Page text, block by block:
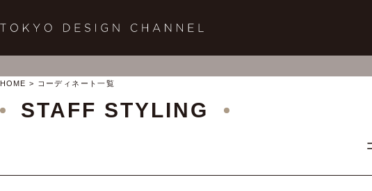
HOME コーディネート一覧
STAFF STYLING